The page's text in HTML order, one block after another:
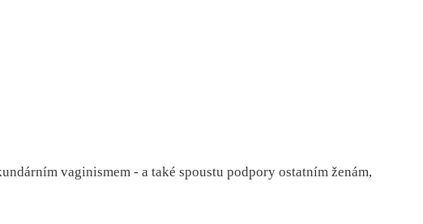
vaginismem - a také spoustu podpory ostatním ženám,